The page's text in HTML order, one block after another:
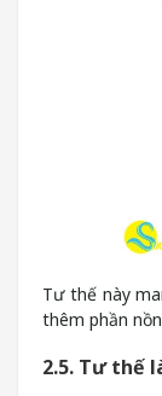
Tư thế này
thêm phần
2.5. Tư thế